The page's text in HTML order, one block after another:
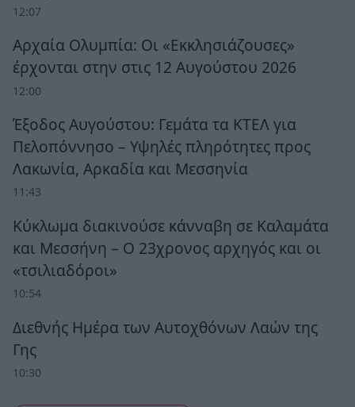
12:07
Αρχαία Ολυμπία: Οι «Εκκλησιάζουσες»
έρχονται στην στις 12 Αυγούστου 2026
12:00
Έξοδος Αυγούστου: Γεμάτα τα ΚΤΕΛ για
Πελοπόννησο – Υψηλές πληρότητες προς
Λακωνία, Αρκαδία και Μεσσηνία
11:43
Κύκλωμα διακινούσε κάνναβη σε Καλαμάτα
και Μεσσήνη – Ο 23χρονος αρχηγός και οι
«τσιλιαδόροι»
10:54
Διεθνής Ημέρα των Αυτοχθόνων Λαών της
Γης
10:30